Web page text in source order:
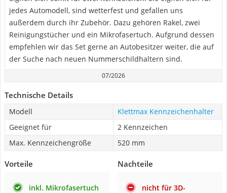
jedes Automodell, sind wetterfest und gefallen uns
außerdem durch ihr Zubehör. Dazu gehören Rakel, zwei
Reinigungstücher und ein Mikrofasertuch. Aufgrund dessen
empfehlen wir das Set gerne an Autobesitzer weiter, die auf
der Suche nach neuen Nummerschildhaltern sind.
07/2026
Technische Details
Modell
Klettmax Kennzeichenhalter
Geeignet für
2 Kennzeichen
Max. Kennzeichengröße
520 mm
Vorteile
inkl. Mikrofasertuch
Nachteile
nicht für 3D-